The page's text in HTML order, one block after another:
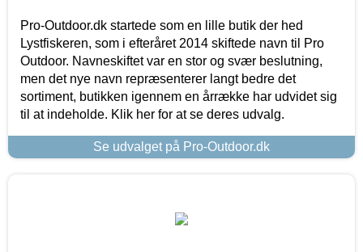
Pro-Outdoor.dk startede som en lille butik der hed
Lystfiskeren, som i efteråret 2014 skiftede navn til Pro
Outdoor. Navneskiftet var en stor og svær beslutning,
men det nye navn repræsenterer langt bedre det
sortiment, butikken igennem en årrække har udvidet sig
til at indeholde. Klik her for at se deres udvalg.
Se udvalget på Pro-Outdoor.dk